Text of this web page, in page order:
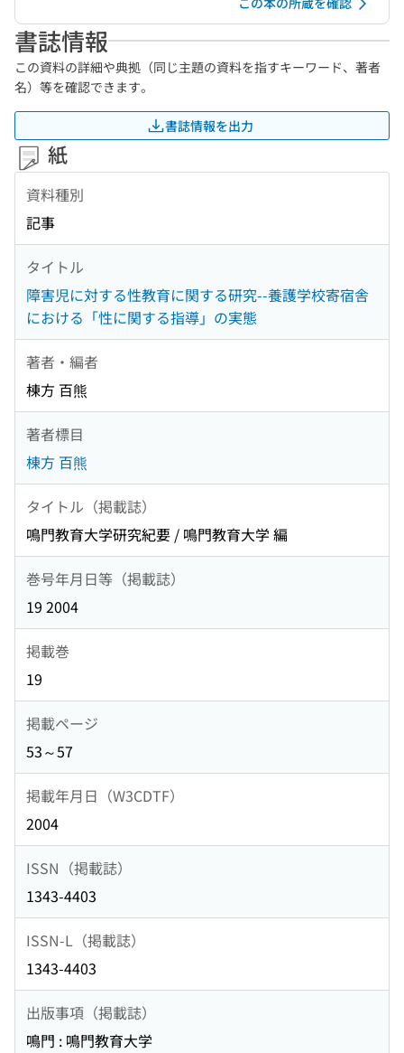
書誌情報
この資料の詳細や典拠（同じ主題の資料を指すキーワード、著者
名）等を確認できます。
書誌情報を出力
紙
資料種別
記事
タイトル
障害児に対する性教育に関する研究--養護学校寄宿舎
における「性に関する指導」の実態
著者・編者
棟方 百熊
著者標目
棟方 百熊
タイトル（掲載誌）
鳴門教育大学研究紀要 / 鳴門教育大学 編
巻号年月日等（掲載誌）
19 2004
掲載巻
19
掲載ページ
53～57
掲載年月日（W3CDTF）
2004
ISSN（掲載誌）
1343-4403
ISSN-L（掲載誌）
1343-4403
出版事項（掲載誌）
鳴門 : 鳴門教育大学